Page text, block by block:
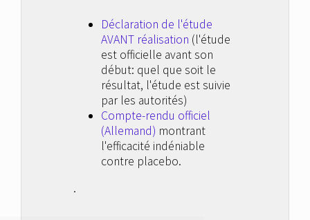
Déclaration de l'étude
AVANT réalisation (l'étude
est officielle avant son
début: quel que soit le
résultat, l'étude est suivie
par les autorités)
Compte-rendu officiel
(Allemand) montrant
l'efficacité indéniable
contre placebo.
.